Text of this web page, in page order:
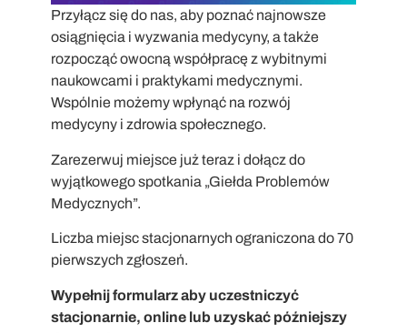
Przyłącz się do nas, aby poznać najnowsze
osiągnięcia i wyzwania medycyny, a także
rozpocząć owocną współpracę z wybitnymi
naukowcami i praktykami medycznymi.
Wspólnie możemy wpłynąć na rozwój
medycyny i zdrowia społecznego.
Zarezerwuj miejsce już teraz i dołącz do
wyjątkowego spotkania „Giełda Problemów
Medycznych”.
Liczba miejsc stacjonarnych ograniczona do 70
pierwszych zgłoszeń.
Wypełnij formularz aby uczestniczyć
stacjonarnie, online lub uzyskać późniejszy